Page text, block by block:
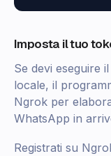
Imposta il tuo
Se devi eseguire
locale, il
Ngrok per
WhatsApp in
Registrati su